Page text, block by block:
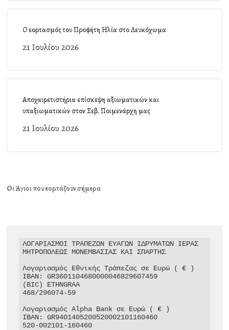
Ο εορτασμός του Προφήτη Ηλία στο Λευκόχωμα
21 Ιουλίου 2026
Αποχαιρετιστήρια επίσκεψη αξιωματικών και
υπαξιωματικών στον Σεβ. Ποιμενάρχη μας
21 Ιουλίου 2026
Οι Άγιοι που εορτάζουν σήμερα
ΛΟΓΑΡΙΑΣΜΟΙ ΤΡΑΠΕΖΩΝ ΕΥΑΓΩΝ ΙΔΡΥΜΑΤΩΝ ΙΕΡΑΣ
ΜΗΤΡΟΠΟΛΕΩΣ ΜΟΝΕΜΒΑΣΙΑΣ ΚΑΙ ΣΠΑΡΤΗΣ
Λογαριασμός Εθνικής Τράπεζας σε Ευρώ ( € )
IBAN: GR3601104680000046829607459
(BIC) ETHNGRAA
468/296074-59
Λογαριασμός Alpha Bank σε Ευρώ ( € )
IBAN: GR9401405200520002101160460
520-002101-160460